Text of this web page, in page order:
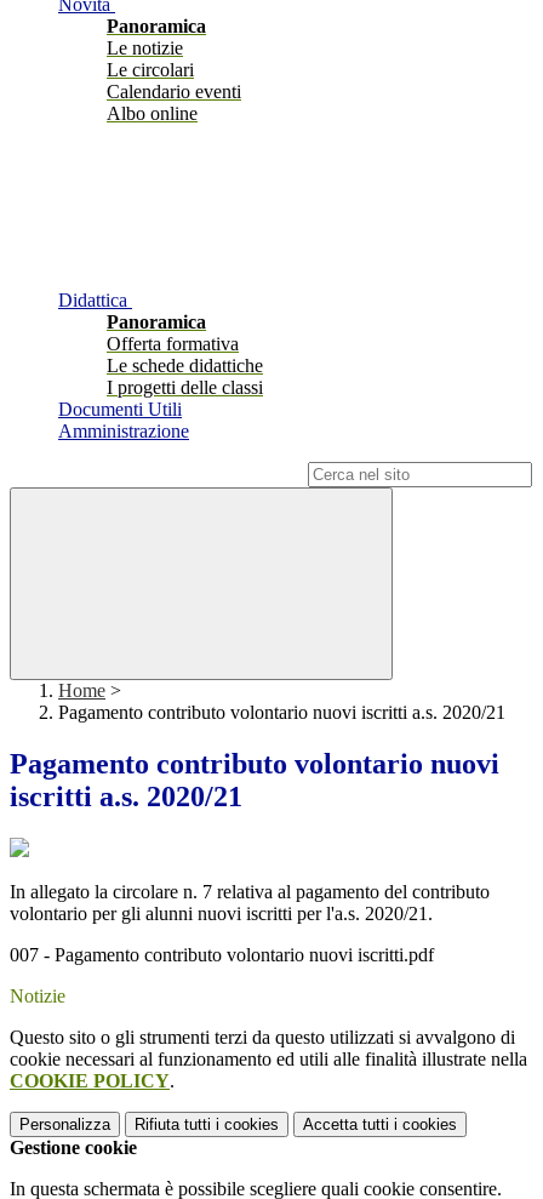
Novità
Panoramica
Le notizie
Le circolari
Calendario eventi
Albo online
Didattica
Panoramica
Offerta formativa
Le schede didattiche
I progetti delle classi
Documenti Utili
Amministrazione
Home >
Pagamento contributo volontario nuovi iscritti a.s. 2020/21
Pagamento contributo volontario nuovi
iscritti a.s. 2020/21
In allegato la circolare n. 7 relativa al pagamento del contributo
volontario per gli alunni nuovi iscritti per l'a.s. 2020/21.
007 - Pagamento contributo volontario nuovi iscritti.pdf
Notizie
Questo sito o gli strumenti terzi da questo utilizzati si avvalgono di
cookie necessari al funzionamento ed utili alle finalità illustrate nella
COOKIE POLICY.
Personalizza Rifiuta tutti i cookies Accetta tutti i cookies
Gestione cookie
In questa schermata è possibile scegliere quali cookie consentire.